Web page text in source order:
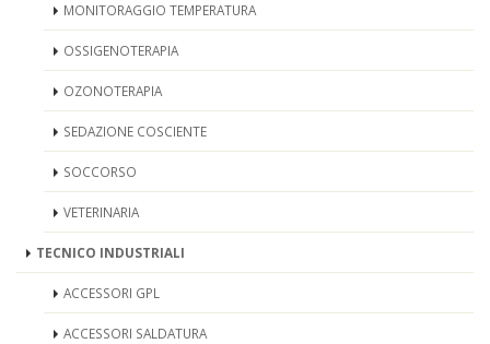
MONITORAGGIO TEMPERATURA
OSSIGENOTERAPIA
OZONOTERAPIA
SEDAZIONE COSCIENTE
SOCCORSO
VETERINARIA
TECNICO INDUSTRIALI
ACCESSORI GPL
ACCESSORI SALDATURA